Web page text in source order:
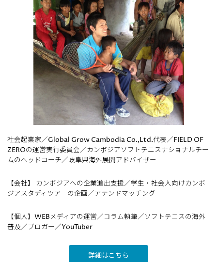
社会起業家／Global Grow Cambodia Co.,Ltd.代表／FIELD OF
ZEROの運営実行委員会／カンボジアソフトテニスナショナルチー
ムのヘッドコーチ／岐阜県海外展開アドバイザー
【会社】 カンボジアへの企業進出支援／学生・社会人向けカンボ
ジアスタディツアーの企画／アテンドマッチング
【個人】WEBメディアの運営／コラム執筆／ソフトテニスの海外
普及／ブロガー／YouTuber
詳細はこちら